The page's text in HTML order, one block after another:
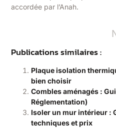
accordée par l’Anah.
Publications similaires :
Plaque isolation
bien choisir
Combles aménagés :
Réglementation)
Isoler un mur intérieur :
techniques et prix